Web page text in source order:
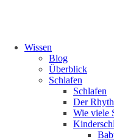
Wissen
Blog
Überblick
Schlafen
Schlafen
Der
Wie viele